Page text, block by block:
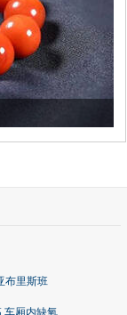
布里斯班
车厢内缺氧